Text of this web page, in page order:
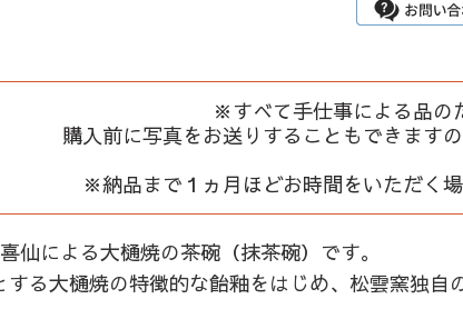
※すべて手仕事による品の
購入前に写真をお送りすることもできます
※納品まで１ヵ月ほどお時間をいただく
仙による大樋焼の茶碗（抹茶碗）です。
る大樋焼の特徴的な飴釉をはじめ、松雲窯独自